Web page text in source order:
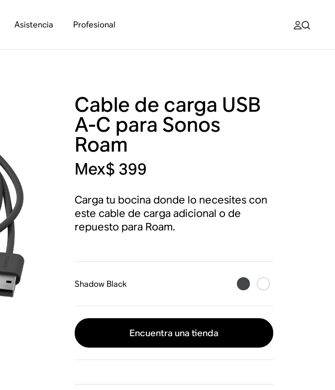
Asistencia Profesional
Cable de carga USB
A-C para Sonos
Roam
Mex$ 399
Carga tu bocina donde lo necesites con
este cable de carga adicional o de
repuesto para Roam.
Shadow Black
Encuentra una tienda